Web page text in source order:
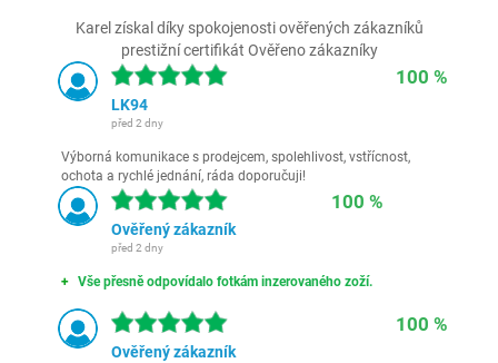
Karel získal díky spokojenosti ověřených zákazníků
prestižní certifikát Ověřeno zákazníky
100 %
LK94
před 2 dny
Výborná komunikace s prodejcem, spolehlivost, vstřícnost,
ochota a rychlé jednání, ráda doporučuji!
100 %
Ověřený zákazník
před 2 dny
Vše přesně odpovídalo fotkám inzerovaného zoží.
100 %
Ověřený zákazník